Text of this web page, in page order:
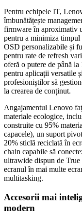
Pentru echipele IT,
îmbunătățește
firmware în aproximativ
pentru a minimiza timpul
OSD personalizabile și
pentru rate de refresh
oferă o putere de până
pentru aplicații versatile
profesioniștilor să
la crearea de conținut.
Angajamentul Lenovo
materiale ecologice,
construite cu 95%
capacele), un suport
20% sticlă reciclată în
chain capabile să
ultrawide dispun de
ecranul în mai multe
multitasking.
Accesorii mai
modern